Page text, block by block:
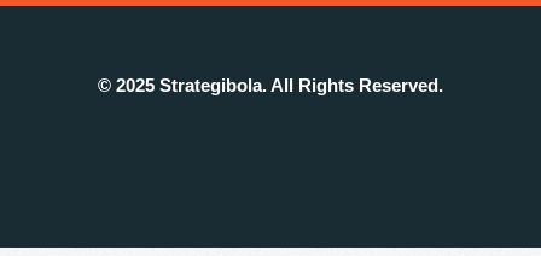
© 2025 Strategibola. All Rights Reserved.